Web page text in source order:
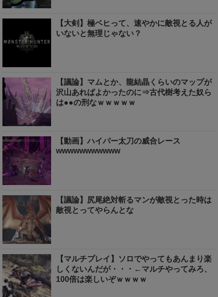
【大剣】極ベヒって、速やかに敵視とる人が
いないと無理じゃない？
【議論】マムとか、龍結晶くらいのマップが
沢山あればよかったのに⇒古代樹考えた奴ら
は●●の刑なｗｗｗｗｗ
【動画】ハイパー太刀の威合レース
wwwwwwwwwww
【議論】尻尾絶対斬るマンが敵視とった時は
敵視とってやらんとな
【マルチプレイ】ソロでやってもあんまり楽
しくないんだが・・・←マルチやってみろ、
100倍は楽しいぞｗｗｗｗ